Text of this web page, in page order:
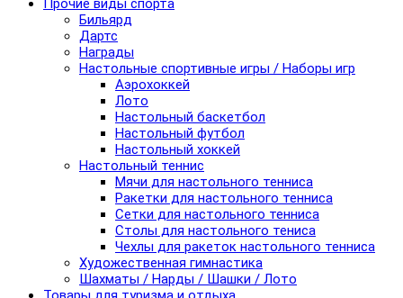
Прочие виды спорта
Бильярд
Дартс
Награды
Настольные спортивные игры / Наборы игр
Аэрохоккей
Лото
Настольный баскетбол
Настольный футбол
Настольный хоккей
Настольный теннис
Мячи для настольного тенниса
Ракетки для настольного тенниса
Сетки для настольного тенниса
Столы для настольного тениса
Чехлы для ракеток настольного тенниса
Художественная гимнастика
Шахматы / Нарды / Шашки / Лото